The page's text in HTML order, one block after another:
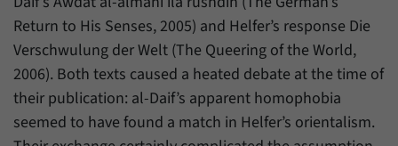
Return to His Senses, 2005) and Helfer’s response Die
Verschwulung der Welt (The Queering of the World,
2006). Both texts caused a heated debate at the time of
their publication: al-Daif’s apparent homophobia
seemed to have found a match in Helfer’s orientalism.